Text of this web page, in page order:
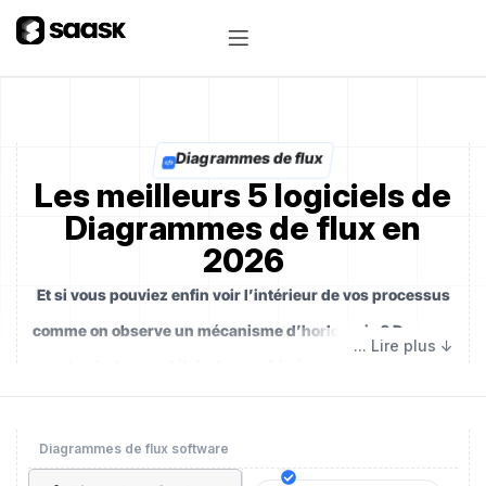
Diagrammes de flux
Les meilleurs 5 logiciels de
Diagrammes de flux en
2026
Et si vous pouviez enfin voir l’intérieur de vos processus
comme on observe un mécanisme d’horlogerie ? Dans un
coûte cher,le diagramme de flux devient la carte
d’architecte pour votre organisation, il révèle les
Diagrammes de flux software